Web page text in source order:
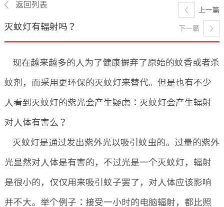
返回列表
灭蚊灯有辐射吗？
上一篇
下一篇
现在越来越多的人为了健康摒弃了原始的蚊香或者杀
蚊剂，而采用更环保的灭蚊灯来替代。但是也有不少
人看到灭蚊灯的紫光会产生疑虑：灭蚊灯会产生辐射
对人体有害么？
灭蚊灯是通过发出紫外光以吸引蚊虫的。过量的紫外
光显然对人体是有害的，不过光是一个灭蚊灯，辐射
是很小的，仅仅用来吸引蚊子罢了，对人体应该影响
并不大。举个例子：接受一小时的电脑辐射，都比照